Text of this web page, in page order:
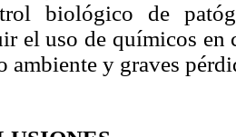
biológico de
el uso de químicos en
ambiente y graves